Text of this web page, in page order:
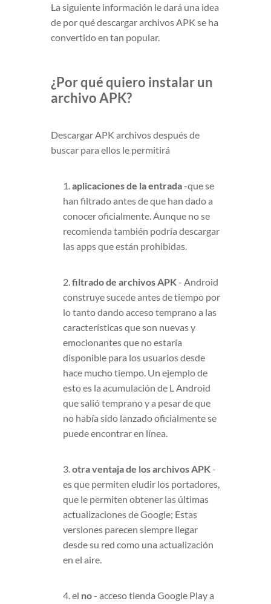
La siguiente información le dará una idea
de por qué descargar archivos APK se ha
convertido en tan popular.
¿Por qué quiero instalar un
archivo APK?
Descargar APK archivos después de
buscar para ellos le permitirá
1.aplicaciones de la entrada-que se
han filtrado antes de que han dado a
conocer oficialmente. Aunque no se
recomienda también podría descargar
las apps que están prohibidas.
2.filtrado de archivos APK- Android
construye sucede antes de tiempo por
lo tanto dando acceso temprano a las
características que son nuevas y
emocionantes que no estaría
disponible para los usuarios desde
hace mucho tiempo. Un ejemplo de
esto es la acumulación de L Android
que salió temprano y a pesar de que
no había sido lanzado oficialmente se
puede encontrar en línea.
3.otra ventaja de los archivos APK-
es que permiten eludir los portadores,
que le permiten obtener las últimas
actualizaciones de Google; Estas
versiones parecen siempre llegar
desde su red como una actualización
en el aire.
4. el no- acceso tienda Google Play a